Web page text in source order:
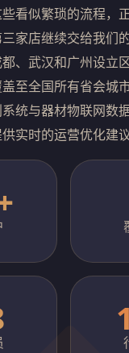
看似繁琐的流程，
家店继续交给我们
、武汉和广州设立
至全国所有省会城
统与器材物联网数
实时的运营优化建议